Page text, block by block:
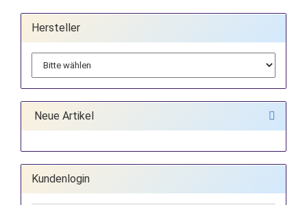
Hersteller
Neue Artikel
Kundenlogin